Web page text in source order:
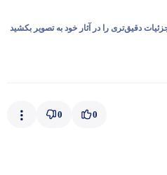
دقیق‌تری را در آثار خود به تصویر بکشید
0
0